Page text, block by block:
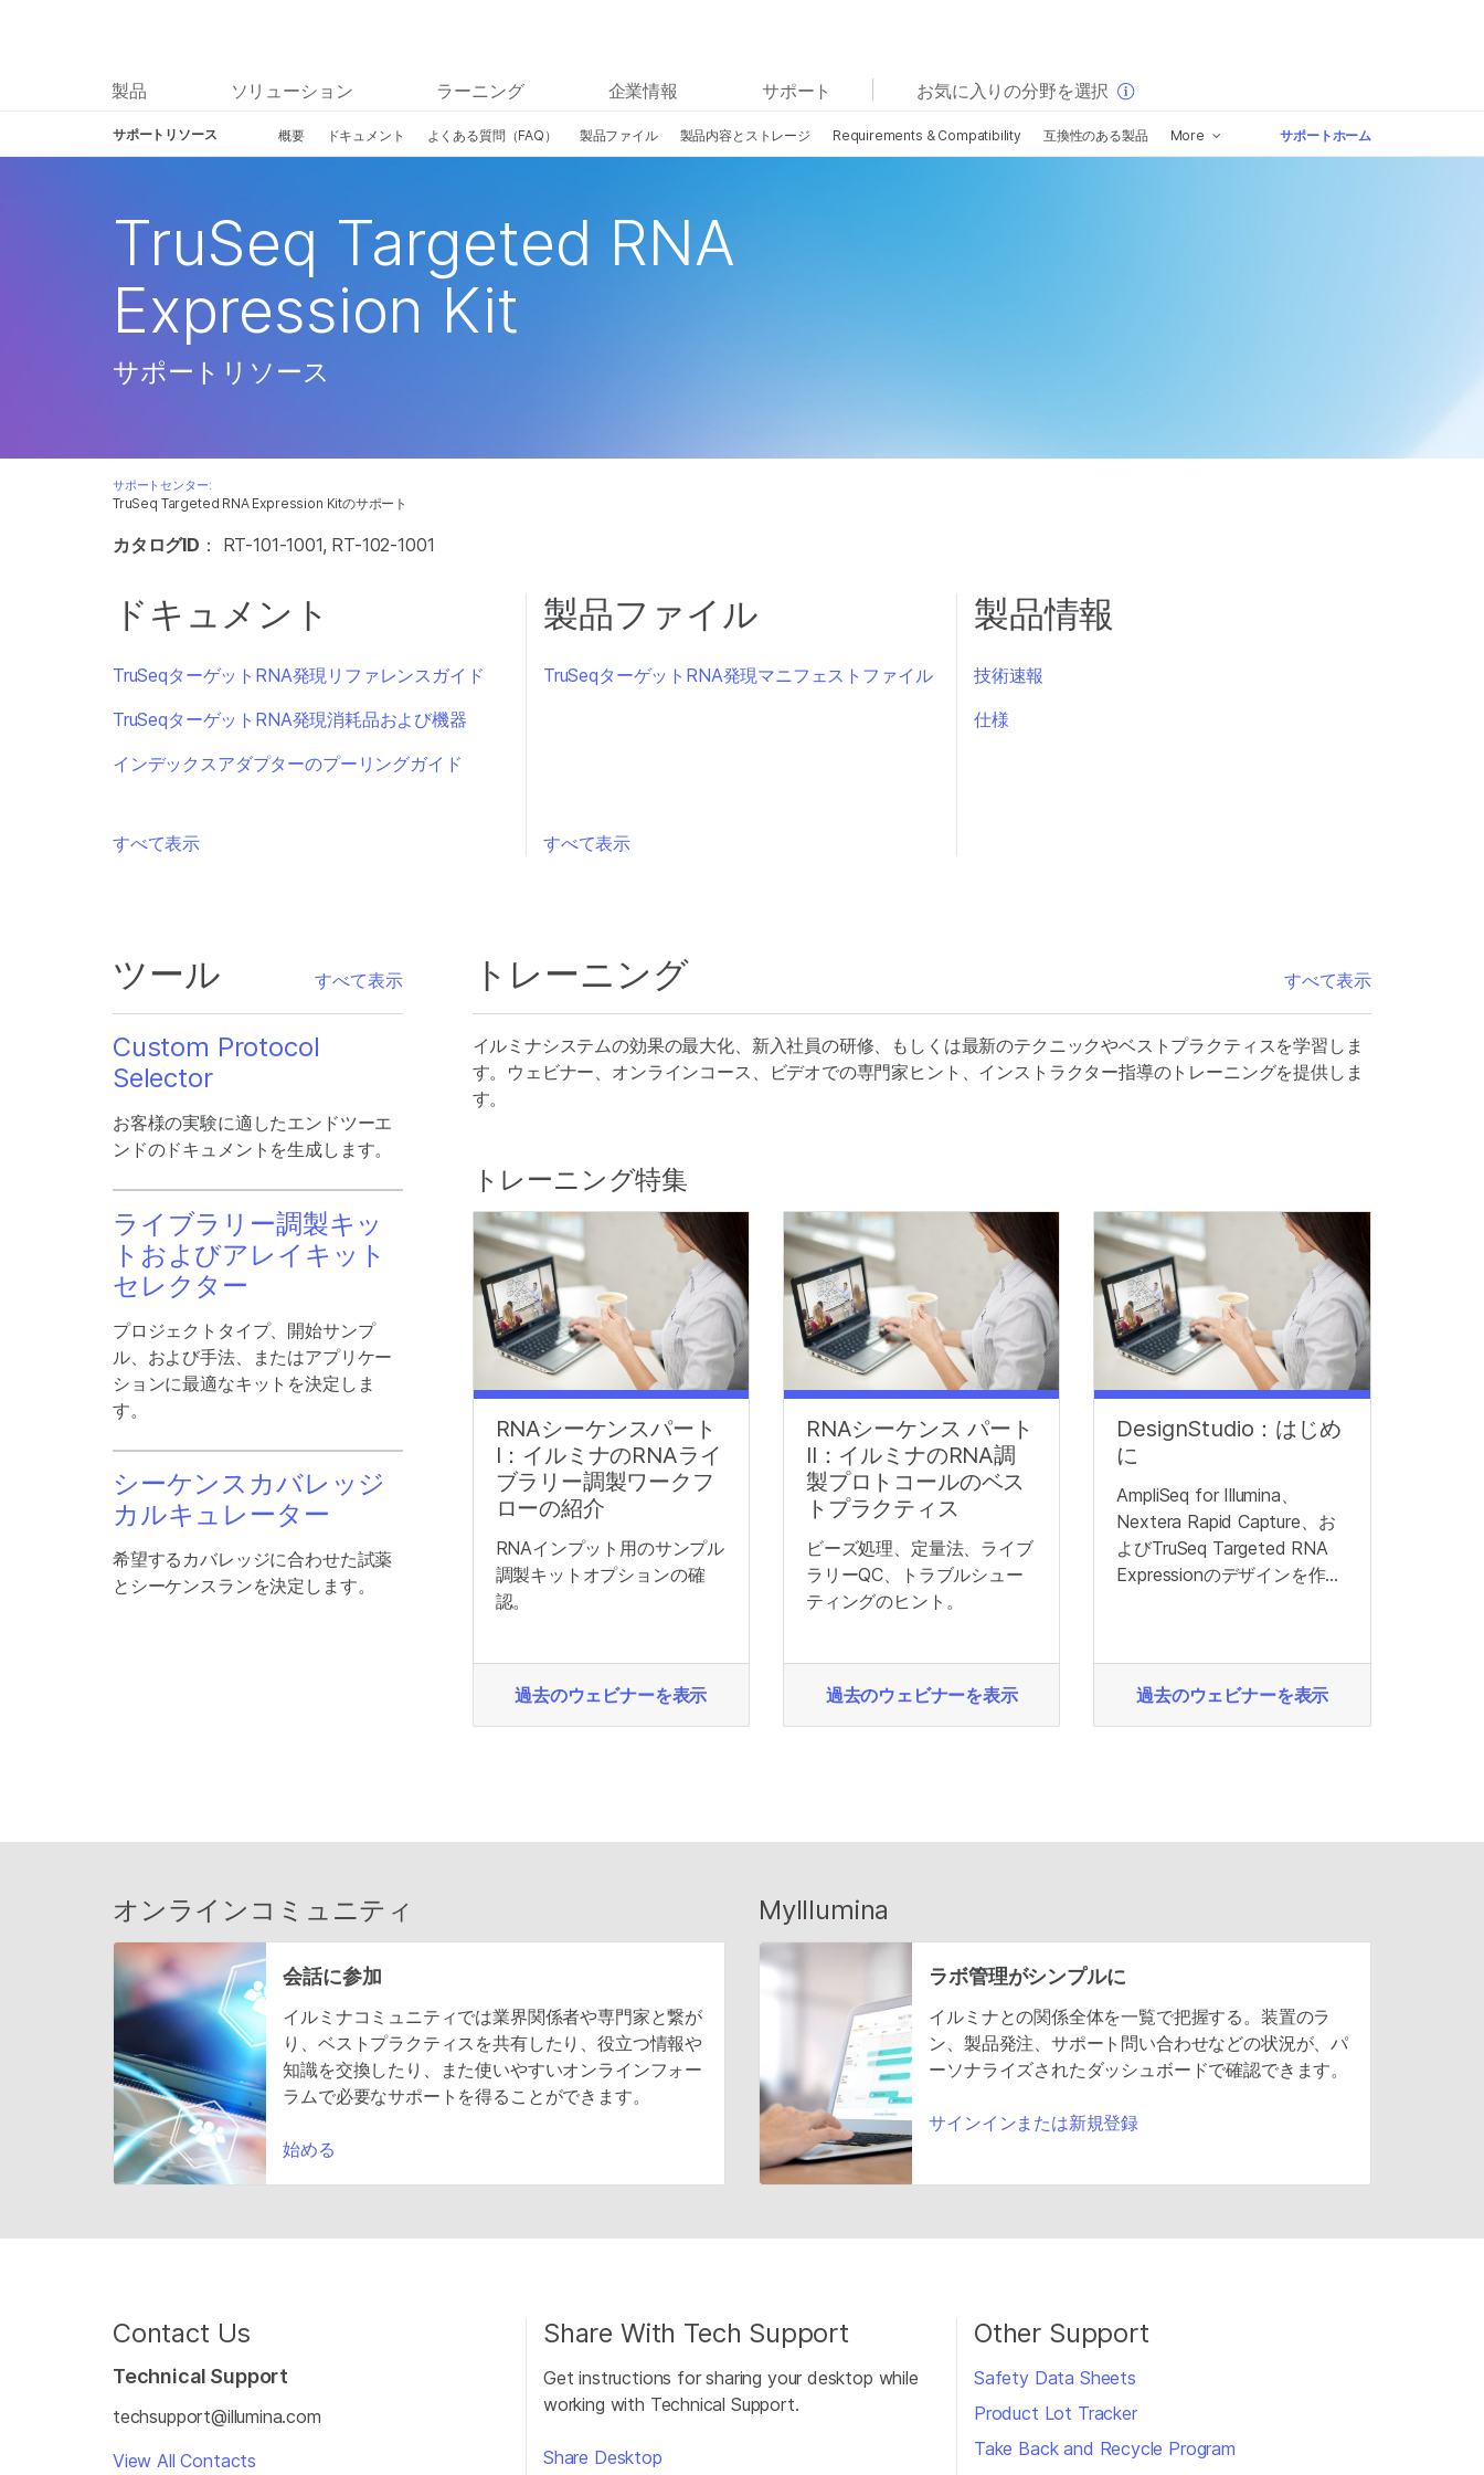
製品 ソリューション ラーニング 企業情報 サポート お気に入りの分野を選択
サポートリソース 概要 ドキュメント よくある質問（FAQ） 製品ファイル 製品内容とストレージ Requirements & Compatibility 互換性のある製品 More サポートホーム
TruSeq Targeted RNA Expression Kitのサポート
TruSeq Targeted RNA
Expression Kit
サポートリソース
サポートセンター:
カタログID ： RT-101-1001, RT-102-1001
ドキュメント
TruSeqターゲットRNA発現リファレンスガイド
TruSeqターゲットRNA発現消耗品および機器
インデックスアダプターのプーリングガイド
すべて表示
製品ファイル
TruSeqターゲットRNA発現マニフェストファイル
すべて表示
製品情報
技術速報
仕様
ツール すべて表示
Custom Protocol
Selector
お客様の実験に適したエンドツーエ
ンドのドキュメントを生成します。
ライブラリー調製キッ
トおよびアレイキット
セレクター
プロジェクトタイプ、開始サンプ
ル、および手法、またはアプリケー
ションに最適なキットを決定しま
す。
シーケンスカバレッジ
カルキュレーター
希望するカバレッジに合わせた試薬
とシーケンスランを決定します。
トレーニング すべて表示
イルミナシステムの効果の最大化、新入社員の研修、もしくは最新のテクニックやベストプラクティスを学習しま
す。ウェビナー、オンラインコース、ビデオでの専門家ヒント、インストラクター指導のトレーニングを提供しま
す。
トレーニング特集
RNAシーケンスパート
I：イルミナのRNAライ
ブラリー調製ワークフ
ローの紹介
RNAインプット用のサンプル
調製キットオプションの確
認。
過去のウェビナーを表示
RNAシーケンス パート
II：イルミナのRNA調
製プロトコールのベス
トプラクティス
ビーズ処理、定量法、ライブ
ラリーQC、トラブルシュー
ティングのヒント。
過去のウェビナーを表示
DesignStudio：はじめ
に
AmpliSeq for Illumina、
Nextera Rapid Capture、お
よびTruSeq Targeted RNA
Expressionのデザインを作成
過去のウェビナーを表示
オンラインコミュニティ
会話に参加
イルミナコミュニティでは業界関係者や専門家と繋が
り、ベストプラクティスを共有したり、役立つ情報や
知識を交換したり、また使いやすいオンラインフォー
ラムで必要なサポートを得ることができます。
始める
MyIllumina
ラボ管理がシンプルに
イルミナとの関係全体を一覧で把握する。装置のラ
ン、製品発注、サポート問い合わせなどの状況が、パ
ーソナライズされたダッシュボードで確認できます。
サインインまたは新規登録
Contact Us
Technical Support
techsupport@illumina.com
View All Contacts
Share With Tech Support
Get instructions for sharing your desktop while
working with Technical Support.
Share Desktop
Other Support
Safety Data Sheets
Product Lot Tracker
Take Back and Recycle Program
お気に入りの分野を選択すると、関連性の高いコンテン
ツへのリンクが表示されます:
がん研究
複雑な疾患
臨床オンコロジー